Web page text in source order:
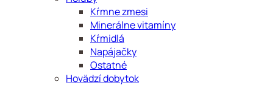
Kŕmne zmesi
Minerálne vitamíny
Kŕmidlá
Napájačky
Ostatné
Hovädzí dobytok